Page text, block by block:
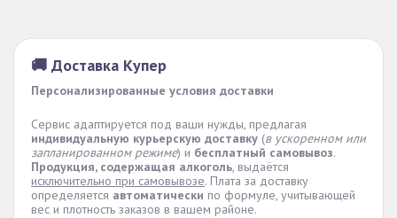
🚚 Доставка Купер
Персонализированные условия доставки
Сервис адаптируется под ваши нужды, предлагая
индивидуальную курьерскую доставку (в ускоренном или
запланированном режиме) и бесплатный самовывоз.
Продукция, содержащая алкоголь, выдаётся
исключительно при самовывозе. Плата за доставку
определяется автоматически по формуле, учитывающей
вес и плотность заказов в вашем районе.